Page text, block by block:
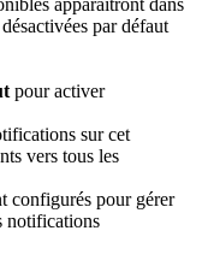
par défaut
pour activer
sur cet
vers tous les
configurés pour gérer
notifications